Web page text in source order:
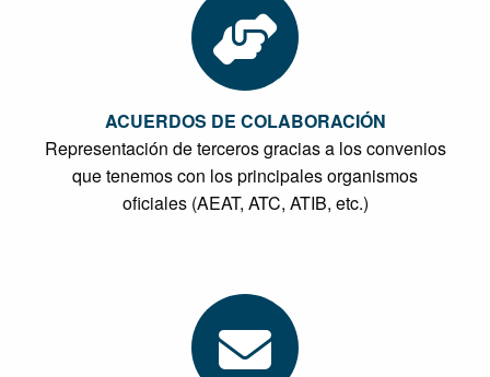
ACUERDOS DE COLABORACIÓN
Representación de terceros gracias a los convenios
que tenemos con los principales organismos
oficiales (AEAT, ATC, ATIB, etc.)